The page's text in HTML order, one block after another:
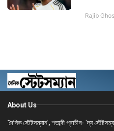
Rajib
About Us
'দৈনিক স্টেটসম্যান', শতাব্দী প্রাচীন- 'দ্য